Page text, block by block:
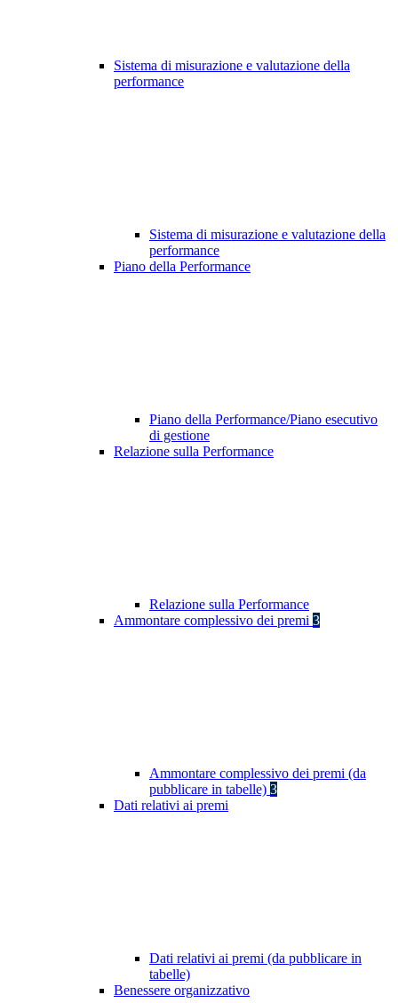
Sistema di misurazione e valutazione della
performance
Sistema di misurazione e valutazione della
performance
Piano della Performance
Piano della Performance/Piano esecutivo
di gestione
Relazione sulla Performance
Relazione sulla Performance
Ammontare complessivo dei premi 3
Ammontare complessivo dei premi (da
pubblicare in tabelle) 3
Dati relativi ai premi
Dati relativi ai premi (da pubblicare in
tabelle)
Benessere organizzativo